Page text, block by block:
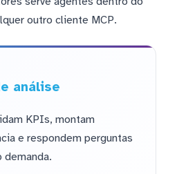
outro cliente MCP.
análise
KPIs, montam
e respondem perguntas